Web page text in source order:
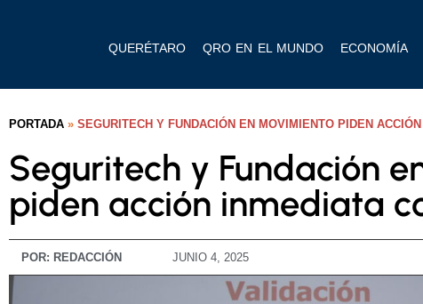
QUERÉTARO QRO EN EL MUNDO ECONOMÍA
PORTADA » SEGURITECH Y FUNDACIÓN EN MOVIMIENTO PIDEN
Seguritech y Fundación
piden acción inmediata
POR: REDACCIÓN JUNIO 4, 2025